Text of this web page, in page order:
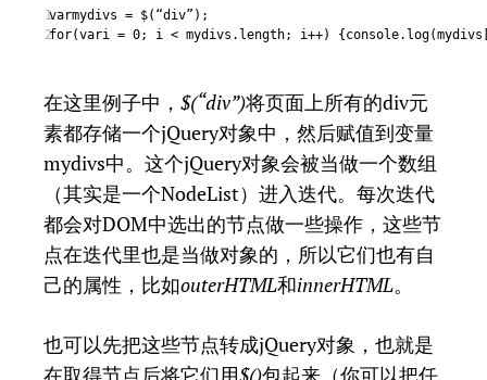
1
2
varmydivs = $(“div”);
for(vari = 0; i < mydivs.length; i++)
在这里例子中， $(“div”)将页面上所有的div元
素都存储一个jQuery对象中，然后赋值到变量
mydivs中。这个jQuery对象会被当做一个数组
（其实是一个NodeList）进入迭代。每次迭代
都会对DOM中选出的节点做一些操作，这些节
点在迭代里也是当做对象的，所以它们也有自
己的属性，比如outerHTML和innerHTML。
也可以先把这些节点转成jQuery对象，也就是